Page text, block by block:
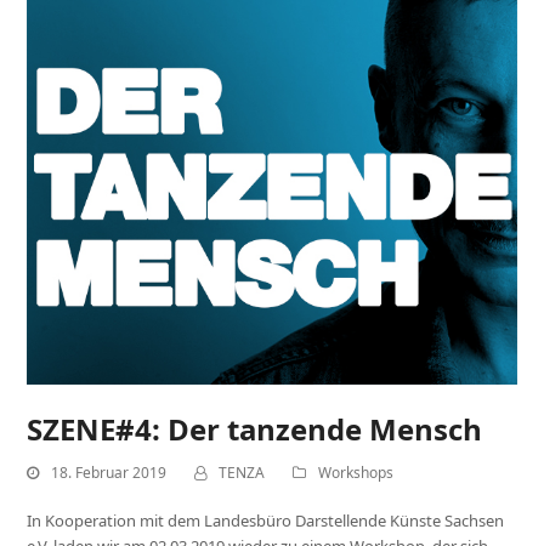
SZENE#4: Der tanzende Mensch
18. Februar 2019 TENZA Workshops
In Kooperation mit dem Landesbüro Darstellende Künste Sachsen